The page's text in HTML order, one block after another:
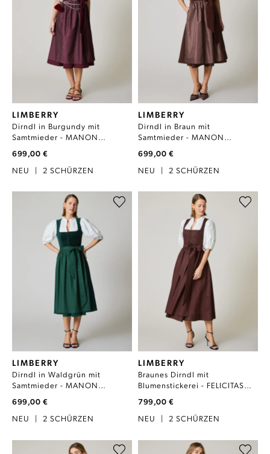
LIMBERRY
Dirndl in Burgundy mit
Samtmieder - MANON
699,00 €
NEU 2 SCHÜRZEN
LIMBERRY
Dirndl in Braun mit
Samtmieder - MANON
699,00 €
NEU 2 SCHÜRZEN
LIMBERRY
Dirndl in Waldgrün mit
Samtmieder - MANON
699,00 €
NEU 2 SCHÜRZEN
LIMBERRY
Braunes Dirndl mit
Blumenstickerei - FELICITAS
799,00 €
NEU 2 SCHÜRZEN